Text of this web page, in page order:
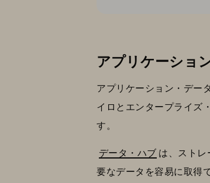
アプリケーショ
アプリケーション・デー
イロとエンタープライズ
す。
データ・ハブ は、スト
要なデータを容易に取得